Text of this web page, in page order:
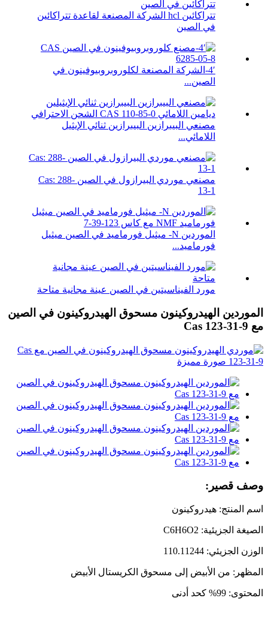
تتراكائين hcl الشركة المصنعة لقاعدة تتراكائين
في الصين
4′-الشركة المصنعة لكلوروبروبيوفينون في
الصين...
مصنعي البيبرازين البيبرازين ثنائي الإيثيل
اللامائي...
مصنعي موردي البيرازول في الصين Cas: 288-
13-1
الموردين N- ميثيل فورماميد في الصين ميثيل
فورماميد...
مورد الفيناسيتين في الصين عينة مجانية متاحة
الموردين الهيدروكينون مسحوق الهيدروكينون في الصين
مع Cas 123-31-9
وصف قصير:
اسم المنتج: هيدروكينون
الصيغة الجزيئية: C6H6O2
الوزن الجزيئي: 110.11244
المظهر: من الأبيض إلى مسحوق الكريستال الأبيض
المحتوى: 99% كحد أدنى